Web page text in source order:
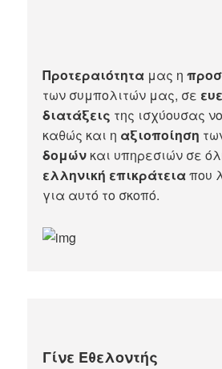
Προτεραιότητα μας η
των συμπολιτών μας, σε
διατάξεις της ισχύουσας
καθώς και η αξιοποίηση
δομών και υπηρεσιών σε
ελληνική επικράτειαπου
για αυτό το σκοπό.​
Γίνε Εθελοντής